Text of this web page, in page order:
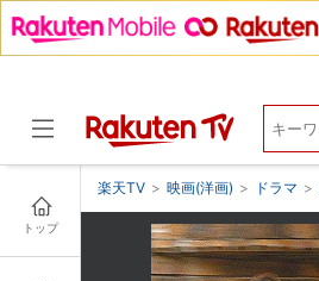
トップ
楽天TV > 映画(洋画) > ドラマ >